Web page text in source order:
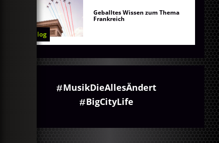
Blog
Geballtes Wissen zum Thema
Frankreich
MusikDieAllesÄndert
BigCityLife